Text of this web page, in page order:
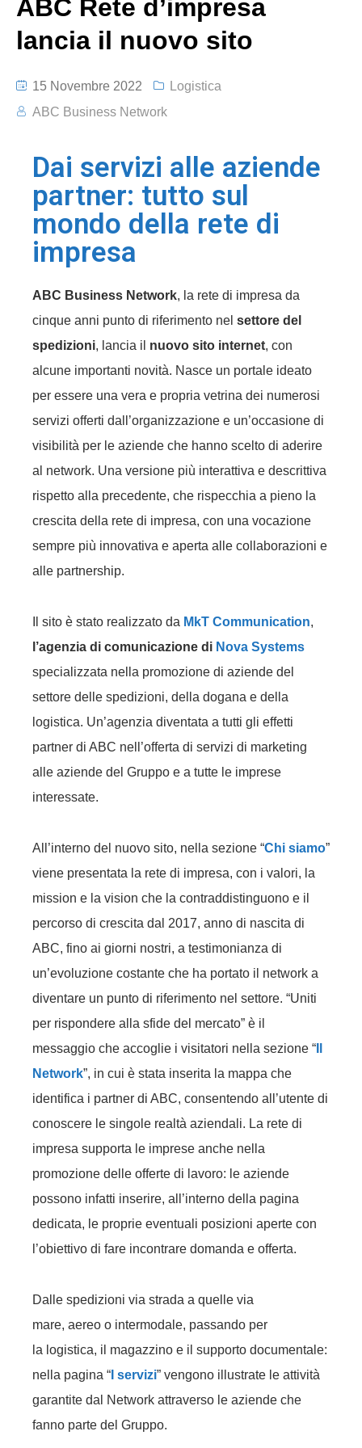
ABC Rete d’impresa
lancia il nuovo sito
15 Novembre 2022
Logistica
ABC Business Network
Dai servizi alle aziende
partner: tutto sul
mondo della rete di
impresa
ABC Business Network, la rete di impresa da
cinque anni punto di riferimento nel settore del
spedizioni, lancia il nuovo sito internet, con
alcune importanti novità. Nasce un portale ideato
per essere una vera e propria vetrina dei numerosi
servizi offerti dall’organizzazione e un’occasione di
visibilità per le aziende che hanno scelto di aderire
al network. Una versione più interattiva e descrittiva
rispetto alla precedente, che rispecchia a pieno la
crescita della rete di impresa, con una vocazione
sempre più innovativa e aperta alle collaborazioni e
alle partnership.
Il sito è stato realizzato da MkT Communication,
l’agenzia di comunicazione di Nova Systems
specializzata nella promozione di aziende del
settore delle spedizioni, della dogana e della
logistica. Un’agenzia diventata a tutti gli effetti
partner di ABC nell’offerta di servizi di marketing
alle aziende del Gruppo e a tutte le imprese
interessate.
All’interno del nuovo sito, nella sezione “Chi siamo”
viene presentata la rete di impresa, con i valori, la
mission e la vision che la contraddistinguono e il
percorso di crescita dal 2017, anno di nascita di
ABC, fino ai giorni nostri, a testimonianza di
un’evoluzione costante che ha portato il network a
diventare un punto di riferimento nel settore. “Uniti
per rispondere alla sfide del mercato” è il
messaggio che accoglie i visitatori nella sezione “
Network”, in cui è stata inserita la mappa che
identifica i partner di ABC, consentendo all’utente di
conoscere le singole realtà aziendali. La rete di
impresa supporta le imprese anche nella
promozione delle offerte di lavoro: le aziende
possono infatti inserire, all’interno della pagina
dedicata, le proprie eventuali posizioni aperte con
l’obiettivo di fare incontrare domanda e offerta.
Dalle spedizioni via strada a quelle via
mare, aereo o intermodale, passando per
la logistica, il magazzino e il supporto documentale:
nella pagina “ I servizi” vengono illustrate le attività
garantite dal Network attraverso le aziende che
fanno parte del Gruppo.